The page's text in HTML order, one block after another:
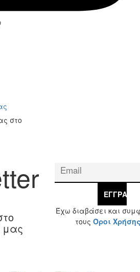
στο
μας
ΕΓΓΡΑΦΉ
Έχω διαβάσει και
τους Όροι